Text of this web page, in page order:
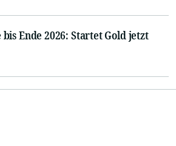
Ende 2026: Startet Gold jetzt